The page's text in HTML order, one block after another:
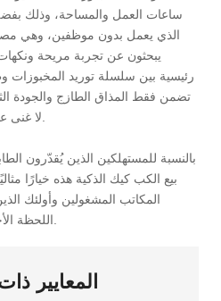
ساعات العمل والمساحة، وذلك بفضل
الذي يعمل بدون موظفين، وهي
يبحثون عن تجربة مريحة
رئيسية بين سلسلة توريد المخبوزات
تضمن فقط المذاق الطازج والجودة
بالنسبة للمستهلكين الذين يُقدّرون
بيع الكب كيك الذكية هذه خيارًا
المكاتب المشغولين وأولئك
المعايير